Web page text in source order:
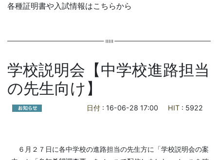
各種証明書や入試情報はこちらから
学校説明会【中学校進路担当
の先生向け】
日付 : 16-06-28 17:00 HIT : 5922
６月２７日に各中学校の進路担当の先生方に「学校説明会の案